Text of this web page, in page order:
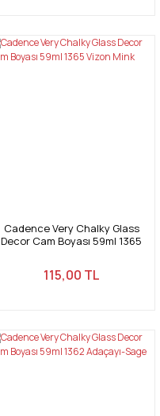
Cadence Very Chalky Glass
Decor Cam Boyası 59ml 1365
115,00 TL